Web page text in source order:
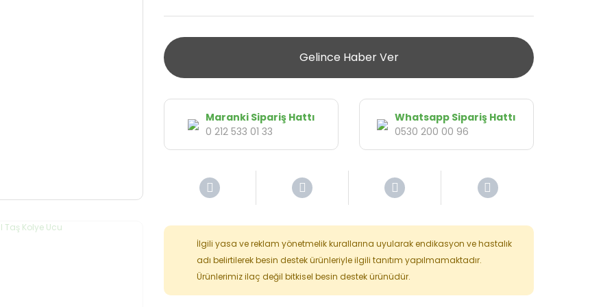
Gelince Haber Ver
Maranki Sipariş Hattı
0 212 533 01 33
Whatsapp Sipariş Hattı
0530 200 00 96
İlgili yasa ve reklam yönetmelik kurallarına uyularak endikasyon ve hastalık
adı belirtilerek besin destek ürünleriyle ilgili tanıtım yapılmamaktadır.
Ürünlerimiz ilaç değil bitkisel besin destek ürünüdür.